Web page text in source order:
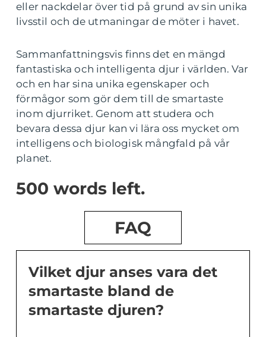
eller nackdelar över tid på grund av sin unika
livsstil och de utmaningar de möter i havet.
Sammanfattningsvis finns det en mängd
fantastiska och intelligenta djur i världen. Var
och en har sina unika egenskaper och
förmågor som gör dem till de smartaste
inom djurriket. Genom att studera och
bevara dessa djur kan vi lära oss mycket om
intelligens och biologisk mångfald på vår
planet.
500 words left.
FAQ
Vilket djur anses vara det
smartaste bland de
smartaste djuren?